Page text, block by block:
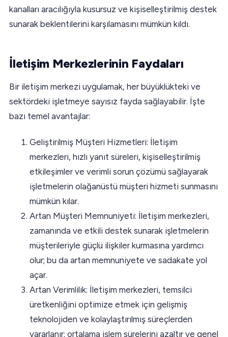
kanalları aracılığıyla kusursuz ve kişiselleştirilmiş destek
sunarak beklentilerini karşılamasını mümkün kıldı.
İletişim Merkezlerinin Faydaları
Bir iletişim merkezi uygulamak, her büyüklükteki ve
sektördeki işletmeye sayısız fayda sağlayabilir. İşte
bazı temel avantajlar:
Geliştirilmiş Müşteri Hizmetleri: İletişim
merkezleri, hızlı yanıt süreleri, kişiselleştirilmiş
etkileşimler ve verimli sorun çözümü sağlayarak
işletmelerin olağanüstü müşteri hizmeti sunmasını
mümkün kılar.
Artan Müşteri Memnuniyeti: İletişim merkezleri,
zamanında ve etkili destek sunarak işletmelerin
müşterileriyle güçlü ilişkiler kurmasına yardımcı
olur; bu da artan memnuniyete ve sadakate yol
açar.
Artan Verimlilik: İletişim merkezleri, temsilci
üretkenliğini optimize etmek için gelişmiş
teknolojiden ve kolaylaştırılmış süreçlerden
yararlanır; ortalama işlem sürelerini azaltır ve genel